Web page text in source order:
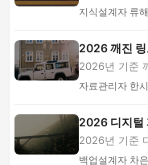
기술이 정보
지식설계자 류
2026 깨진
2026년 기준
삭제된 웹 자
자료관리자 한
2026 디지털
2026년 기준
원 이상까지
백업설계자 차